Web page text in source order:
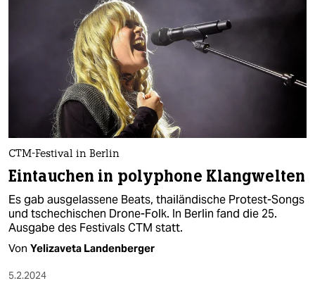
CTM-Festival in Berlin
Eintauchen in polyphone Klangwelten
Es gab ausgelassene Beats, thailändische Protest-Songs
und tschechischen Drone-Folk. In Berlin fand die 25.
Ausgabe des Festivals CTM statt.
Von Yelizaveta Landenberger
5.2.2024